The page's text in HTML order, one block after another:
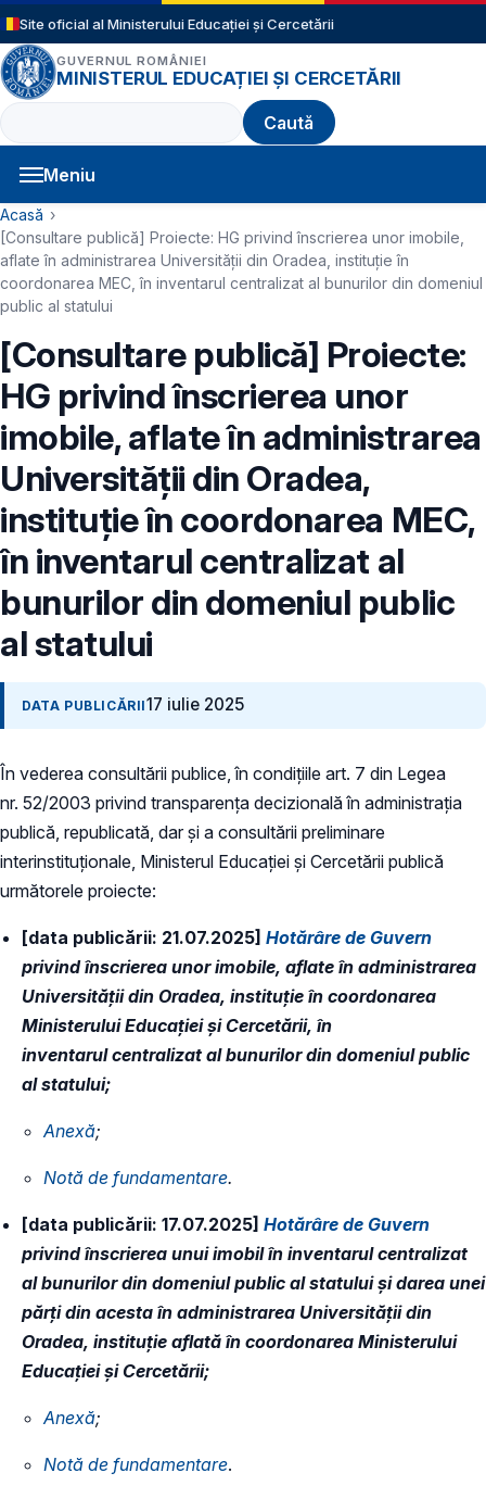
Sari la conținutul principal
Site oficial al Ministerului Educației și Cercetării
GUVERNUL ROMÂNIEI
MINISTERUL EDUCAȚIEI ȘI CERCETĂRII
Caută
Meniu
Navigație principală
Cale de navigare
Acasă
[Consultare publică] Proiecte: HG privind înscrierea unor imobile,
aflate în administrarea Universității din Oradea, instituție în
coordonarea MEC, în inventarul centralizat al bunurilor din domeniul
public al statului
[Consultare publică] Proiecte:
HG privind înscrierea unor
imobile, aflate în administrarea
Universității din Oradea,
instituție în coordonarea MEC,
în inventarul centralizat al
bunurilor din domeniul public
al statului
DATA PUBLICĂRII17 iulie 2025
În vederea consultării publice, în condiţiile art. 7 din Legea
nr. 52/2003 privind transparenţa decizională în administraţia
publică, republicată, dar și a consultării preliminare
interinstituționale, Ministerul Educaţiei și Cercetării publică
următorele proiecte:
[data publicării: 21.07.2025] Hotărâre de Guvern
privind înscrierea unor imobile, aflate în administrarea
Universității din Oradea, instituție în coordonarea
Ministerului Educației și Cercetării, în
inventarul centralizat al bunurilor din domeniul public
al statului;
Anexă;
Notă de fundamentare.
[data publicării: 17.07.2025] Hotărâre de Guvern
privind înscrierea unui imobil în inventarul centralizat
al bunurilor din domeniul public al statului și darea unei
părți din acesta în administrarea Universității din
Oradea, instituție aflată în coordonarea Ministerului
Educației și Cercetării;
Anexă;
Notă de fundamentare.